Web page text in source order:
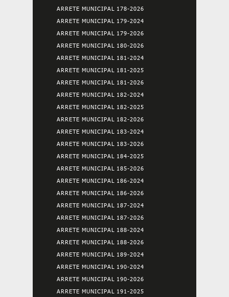
ARRETE MUNICIPAL 178-2026
ARRETE MUNICIPAL 179-2024
ARRETE MUNICIPAL 179-2026
ARRETE MUNICIPAL 180-2026
ARRETE MUNICIPAL 181-2024
ARRETE MUNICIPAL 181-2025
ARRETE MUNICIPAL 181-2026
ARRETE MUNICIPAL 182-2024
ARRETE MUNICIPAL 182-2025
ARRETE MUNICIPAL 182-2026
ARRETE MUNICIPAL 183-2024
ARRETE MUNICIPAL 183-2026
ARRETE MUNICIPAL 184-2025
ARRETE MUNICIPAL 185-2026
ARRETE MUNICIPAL 186-2024
ARRETE MUNICIPAL 186-2026
ARRETE MUNICIPAL 187-2024
ARRETE MUNICIPAL 187-2026
ARRETE MUNICIPAL 188-2024
ARRETE MUNICIPAL 188-2026
ARRETE MUNICIPAL 189-2024
ARRETE MUNICIPAL 190-2024
ARRETE MUNICIPAL 190-2026
ARRETE MUNICIPAL 191-2025